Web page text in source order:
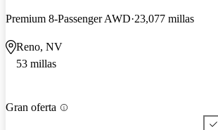
Premium 8-Passenger AWD 23,077 millas
Reno, NV
53 millas
Gran oferta